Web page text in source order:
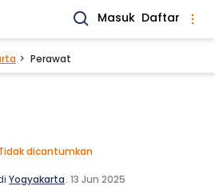
Masuk Daftar
Perawat
dicantumkan
Yogyakarta. 13 Jun 2025